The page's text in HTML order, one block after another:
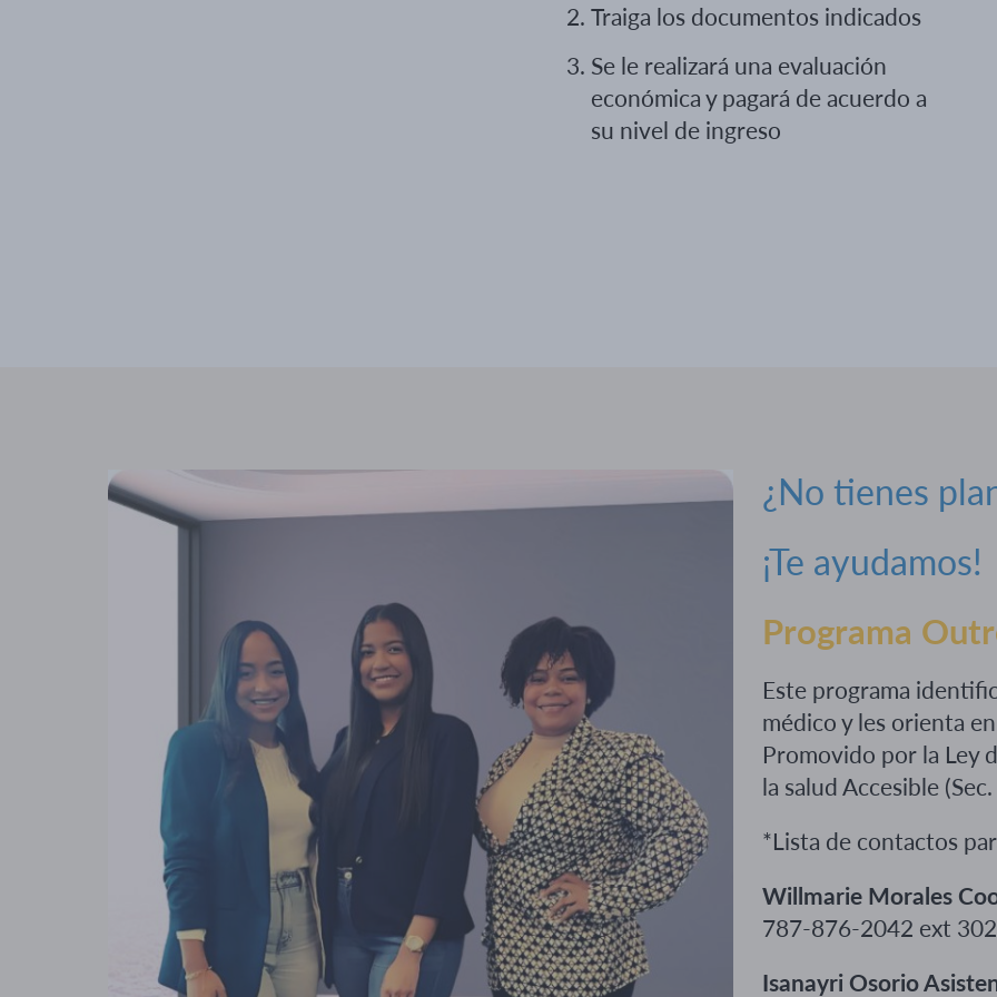
Traiga los documentos indicados
Se le realizará una evaluación
económica y pagará de acuerdo a
su nivel de ingreso
¿No tienes
¡Te ayudamos!
Programa
Este programa
médico y les orienta
Promovido por la Ley
la salud Accesible
*Lista de contactos
Willmarie Morales
787-876-2042 ext 302
Isanayri Osorio